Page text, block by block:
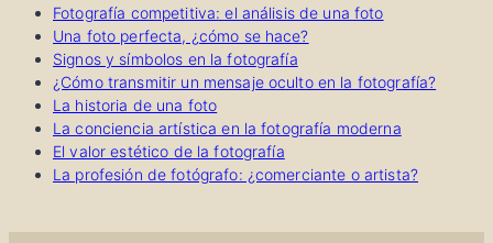
Fotografía competitiva: el análisis de una foto
Una foto perfecta, ¿cómo se hace?
Signos y símbolos en la fotografía
¿Cómo transmitir un mensaje oculto en la fotografía?
La historia de una foto
La conciencia artística en la fotografía moderna
El valor estético de la fotografía
La profesión de fotógrafo: ¿comerciante o artista?